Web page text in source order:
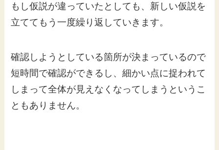
もし仮説が違っていたとしても、新しい仮説を
立ててもう一度繰り返していきます。
確認しようとしている箇所が決まっているので
短時間で確認ができるし、細かい点に捉われて
しまって全体が見えなくなってしまうというこ
ともありません。